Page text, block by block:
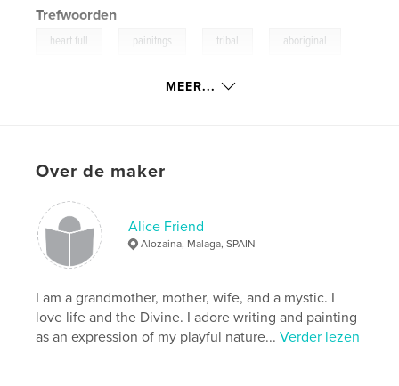
Trefwoorden
heart full painitngs tribal aboriginal
MEER...
Over de maker
Alice Friend
Alozaina, Malaga, SPAIN
I am a grandmother, mother, wife, and a mystic. I
love life and the Divine. I adore writing and painting
as an expression of my playful nature...Verder lezen